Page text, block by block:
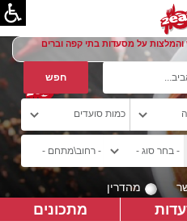
על מסעדות בתי קפה וברים
מהדרין
מתכונים